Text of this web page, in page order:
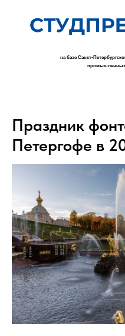
на базе Санкт-
промышленных
Праздник
Петергофе в